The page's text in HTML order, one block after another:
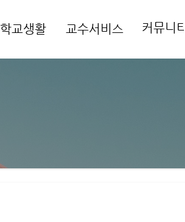
학교생활 교수서비스 커뮤니티